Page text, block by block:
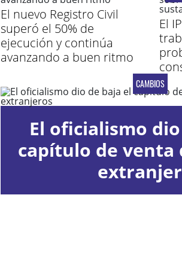
El nuevo Registro Civil
superó el 50% de
ejecución y continúa
avanzando a buen ritmo
El
CAMBIOS
El oficialismo
capítulo de venta